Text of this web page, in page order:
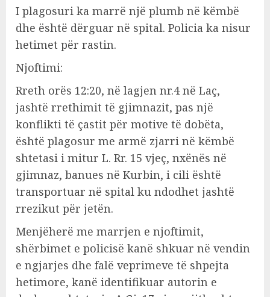
I plagosuri ka marrë një plumb në këmbë
dhe është dërguar në spital. Policia ka nisur
hetimet për rastin.
Njoftimi:
Rreth orës 12:20, në lagjen nr.4 në Laç,
jashtë rrethimit të gjimnazit, pas një
konflikti të çastit për motive të dobëta,
është plagosur me armë zjarri në këmbë
shtetasi i mitur L. Rr. 15 vjeç, nxënës në
gjimnaz, banues në Kurbin, i cili është
transportuar në spital ku ndodhet jashtë
rrezikut për jetën.
Menjëherë me marrjen e njoftimit,
shërbimet e policisë kanë shkuar në vendin
e ngjarjes dhe falë veprimeve të shpejta
hetimore, kanë identifikuar autorin e